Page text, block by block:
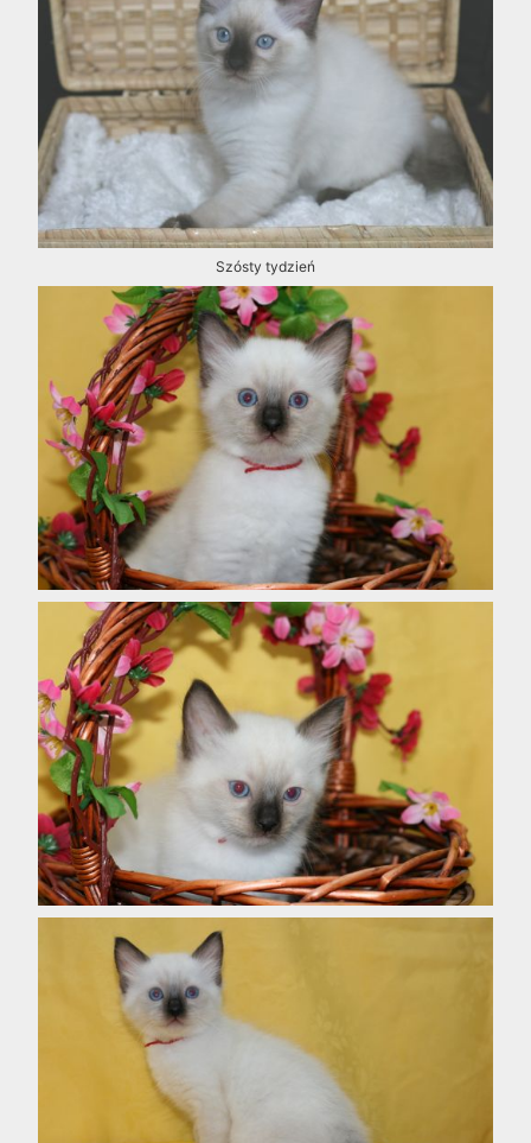
Szósty tydzień